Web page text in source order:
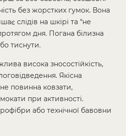
без жорстких гумок. Вона
слідів на шкірі та “не
дня. Погана білизна
тиснути.
висока зносостійкість,
Якісна
повинна ковзати,
при активності.
або технічної бавовни